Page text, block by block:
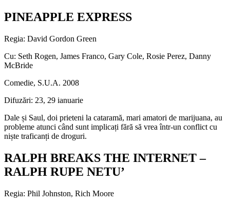
PINEAPPLE EXPRESS
Regia: David Gordon Green
Cu: Seth Rogen, James Franco, Gary Cole, Rosie Perez, Danny
McBride
Comedie, S.U.A. 2008
Difuzări: 23, 29 ianuarie
Dale și Saul, doi prieteni la cataramă, mari amatori de marijuana, au
probleme atunci când sunt implicați fără să vrea într-un conflict cu
niște traficanți de droguri.
RALPH BREAKS THE INTERNET –
RALPH RUPE NETU’
Regia: Phil Johnston, Rich Moore